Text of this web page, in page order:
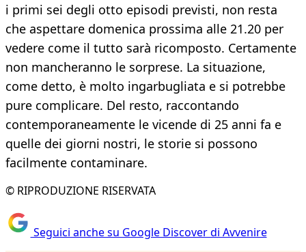
i primi sei degli otto episodi previsti, non resta
che aspettare domenica prossima alle 21.20 per
vedere come il tutto sarà ricomposto. Certamente
non mancheranno le sorprese. La situazione,
come detto, è molto ingarbugliata e si potrebbe
pure complicare. Del resto, raccontando
contemporaneamente le vicende di 25 anni fa e
quelle dei giorni nostri, le storie si possono
facilmente contaminare.
© RIPRODUZIONE RISERVATA
Seguici anche su Google Discover di Avvenire